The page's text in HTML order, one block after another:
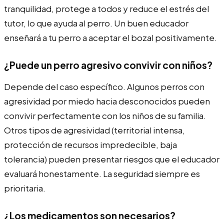
tranquilidad, protege a todos y reduce el estrés del
tutor, lo que ayuda al perro. Un buen educador
enseñará a tu perro a aceptar el bozal positivamente.
¿Puede un perro agresivo convivir con niños?
Depende del caso específico. Algunos perros con
agresividad por miedo hacia desconocidos pueden
convivir perfectamente con los niños de su familia.
Otros tipos de agresividad (territorial intensa,
protección de recursos impredecible, baja
tolerancia) pueden presentar riesgos que el educador
evaluará honestamente. La seguridad siempre es
prioritaria.
¿Los medicamentos son necesarios?